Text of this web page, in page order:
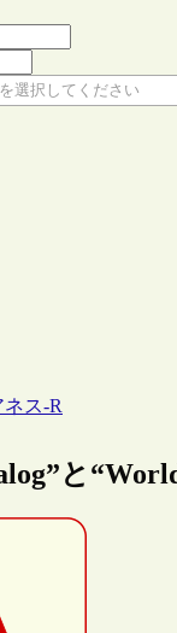
選択してください
ださい
ネス-R
と